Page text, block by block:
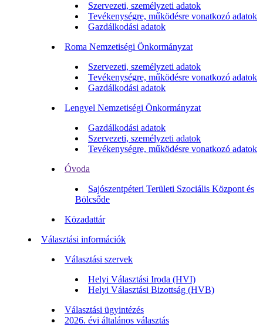
Szervezeti, személyzeti adatok
Tevékenységre, működésre vonatkozó adatok
Gazdálkodási adatok
Roma Nemzetiségi Önkormányzat
Szervezeti, személyzeti adatok
Tevékenységre, működésre vonatkozó adatok
Gazdálkodási adatok
Lengyel Nemzetiségi Önkormányzat
Gazdálkodási adatok
Szervezeti, személyzeti adatok
Tevékenységre, működésre vonatkozó adatok
Óvoda
Sajószentpéteri Területi Szociális Központ és
Bölcsőde
Közadattár
Választási információk
Választási szervek
Helyi Választási Iroda (HVI)
Helyi Választási Bizottság (HVB)
Választási ügyintézés
2026. évi általános választás